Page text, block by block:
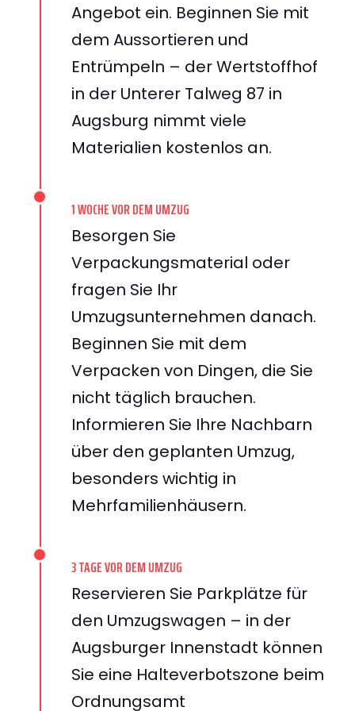
Angebot ein. Beginnen Sie mit
dem Aussortieren und
Entrümpeln – der Wertstoffhof
in der Unterer Talweg 87 in
Augsburg nimmt viele
Materialien kostenlos an.
1 WOCHE VOR DEM UMZUG
Besorgen Sie
Verpackungsmaterial oder
fragen Sie Ihr
Umzugsunternehmen danach.
Beginnen Sie mit dem
Verpacken von Dingen, die Sie
nicht täglich brauchen.
Informieren Sie Ihre Nachbarn
über den geplanten Umzug,
besonders wichtig in
Mehrfamilienhäusern.
3 TAGE VOR DEM UMZUG
Reservieren Sie Parkplätze für
den Umzugswagen – in der
Augsburger Innenstadt können
Sie eine Halteverbotszone beim
Ordnungsamt